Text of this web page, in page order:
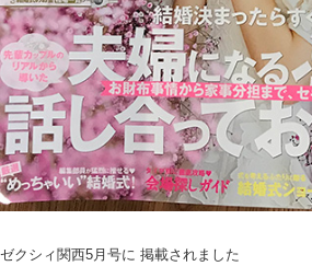
ゼクシィ関西5月号に 掲載されました